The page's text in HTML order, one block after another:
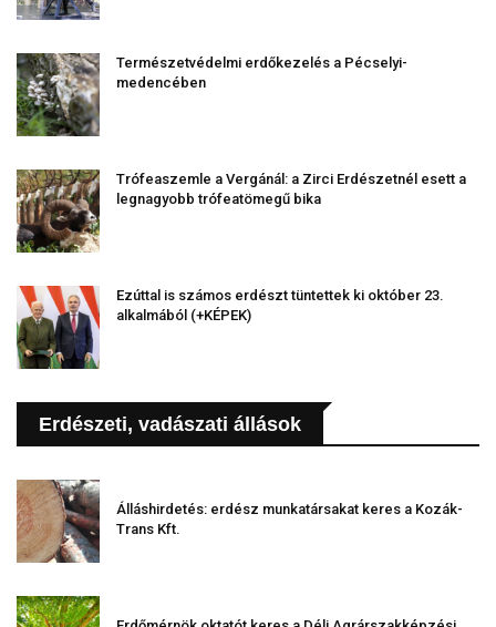
Természetvédelmi erdőkezelés a Pécselyi-
medencében
Trófeaszemle a Vergánál: a Zirci Erdészetnél esett a
legnagyobb trófeatömegű bika
Ezúttal is számos erdészt tüntettek ki október 23.
alkalmából (+KÉPEK)
Erdészeti, vadászati állások
Álláshirdetés: erdész munkatársakat keres a Kozák-
Trans Kft.